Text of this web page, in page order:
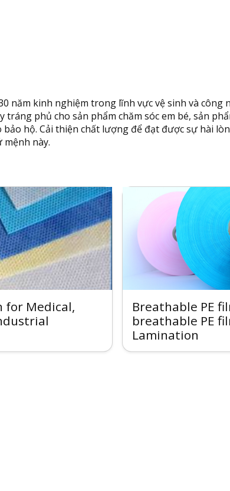
năm kinh nghiệm trong lĩnh vực vệ sinh và công
phủ cho sản phẩm chăm sóc em bé, sản
hộ. Cải thiện chất lượng để đạt được sự hài
này.
for Medical,
Breathable PE
breathable PE
Lamination